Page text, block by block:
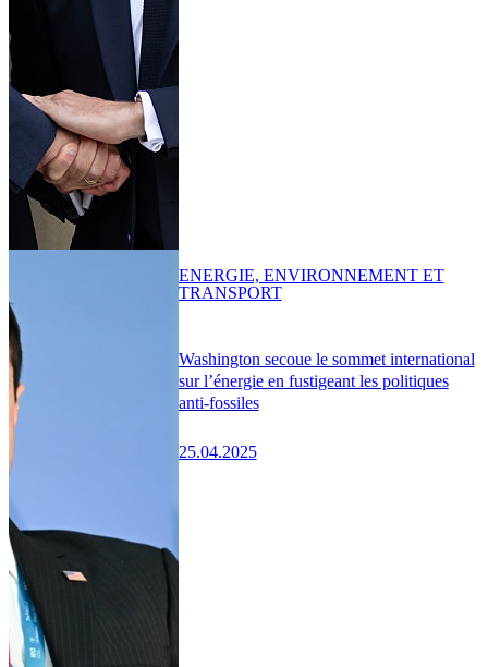
Washington secoue le sommet international
sur l’énergie en fustigeant les politiques
anti-fossiles
25.04.2025
ENERGIE, ENVIRONNEMENT ET
TRANSPORT